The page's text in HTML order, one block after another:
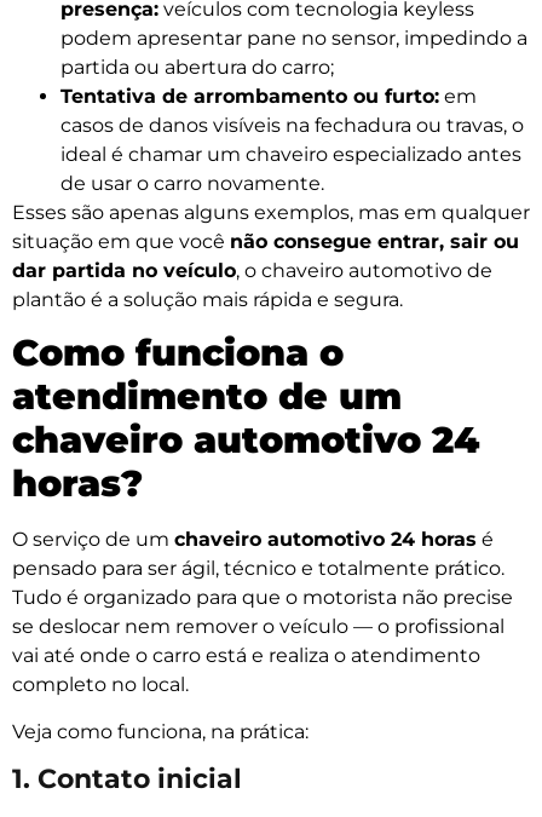
presença: veículos com tecnologia keyless
podem apresentar pane no sensor, impedindo a
partida ou abertura do carro;
Tentativa de arrombamento ou furto: em
casos de danos visíveis na fechadura ou travas, o
ideal é chamar um chaveiro especializado antes
de usar o carro novamente.
Esses são apenas alguns exemplos, mas em qualquer
situação em que você não consegue entrar, sair ou
dar partida no veículo, o chaveiro automotivo de
plantão é a solução mais rápida e segura.
Como funciona o
atendimento de um
chaveiro automotivo 24
horas?
O serviço de um chaveiro automotivo 24 horas é
pensado para ser ágil, técnico e totalmente prático.
Tudo é organizado para que o motorista não precise
se deslocar nem remover o veículo — o profissional
vai até onde o carro está e realiza o atendimento
completo no local.
Veja como funciona, na prática:
1. Contato inicial